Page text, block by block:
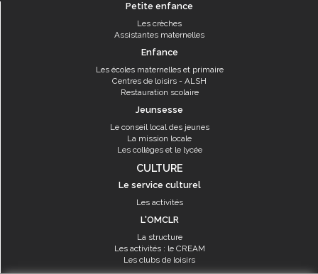
Petite enfance
Les crèches
Assistantes maternelles
Enfance
Les écoles maternelles et primaire
Centres de loisirs - ALSH
Restauration scolaire
Jeunsesse
Le conseil local des jeunes
La mission locale
Les collèges et le lycée
CULTURE
Le service culturel
Les activités
L'OMCLR
La structure
Les activités : le CREAM
Les clubs de loisirs